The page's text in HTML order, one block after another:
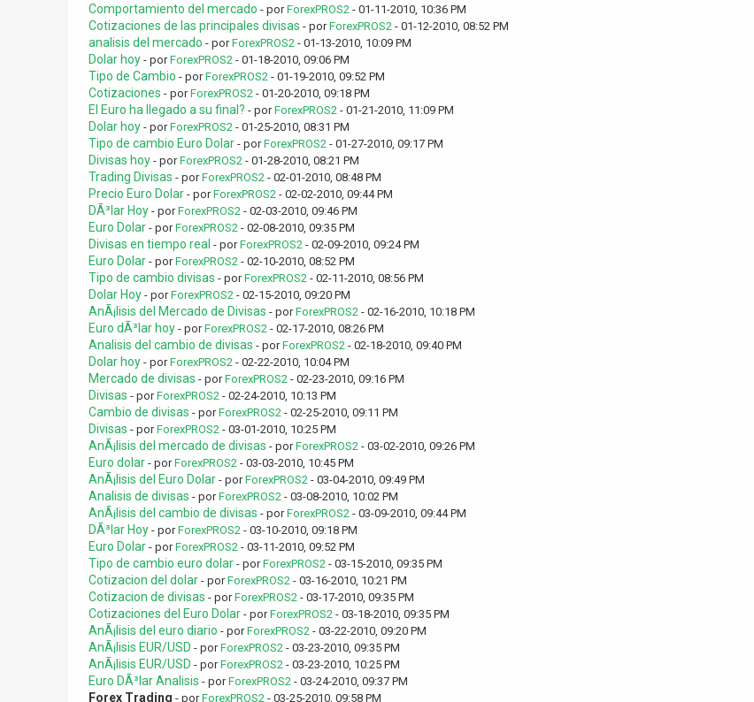
Comportamiento del mercado - porForexPROS2- 01-11-2010, 10:36 PM
Cotizaciones de las principales divisas - porForexPROS2- 01-12-2010, 08:52 PM
analisis del mercado - porForexPROS2- 01-13-2010, 10:09 PM
Dolar hoy - porForexPROS2- 01-18-2010, 09:06 PM
Tipo de Cambio - porForexPROS2- 01-19-2010, 09:52 PM
Cotizaciones - porForexPROS2- 01-20-2010, 09:18 PM
El Euro ha llegado a su final? - porForexPROS2- 01-21-2010, 11:09 PM
Dolar hoy - porForexPROS2- 01-25-2010, 08:31 PM
Tipo de cambio Euro Dolar - porForexPROS2- 01-27-2010, 09:17 PM
Divisas hoy - porForexPROS2- 01-28-2010, 08:21 PM
Trading Divisas - porForexPROS2- 02-01-2010, 08:48 PM
Precio Euro Dolar - porForexPROS2- 02-02-2010, 09:44 PM
DÃ³lar Hoy - porForexPROS2- 02-03-2010, 09:46 PM
Euro Dolar - porForexPROS2- 02-08-2010, 09:35 PM
Divisas en tiempo real - porForexPROS2- 02-09-2010, 09:24 PM
Euro Dolar - porForexPROS2- 02-10-2010, 08:52 PM
Tipo de cambio divisas - porForexPROS2- 02-11-2010, 08:56 PM
Dolar Hoy - porForexPROS2- 02-15-2010, 09:20 PM
AnÃ¡lisis del Mercado de Divisas - porForexPROS2- 02-16-2010, 10:18 PM
Euro dÃ³lar hoy - porForexPROS2- 02-17-2010, 08:26 PM
Analisis del cambio de divisas - porForexPROS2- 02-18-2010, 09:40 PM
Dolar hoy - porForexPROS2- 02-22-2010, 10:04 PM
Mercado de divisas - porForexPROS2- 02-23-2010, 09:16 PM
Divisas - porForexPROS2- 02-24-2010, 10:13 PM
Cambio de divisas - porForexPROS2- 02-25-2010, 09:11 PM
Divisas - porForexPROS2- 03-01-2010, 10:25 PM
AnÃ¡lisis del mercado de divisas - porForexPROS2- 03-02-2010, 09:26 PM
Euro dolar - porForexPROS2- 03-03-2010, 10:45 PM
AnÃ¡lisis del Euro Dolar - porForexPROS2- 03-04-2010, 09:49 PM
Analisis de divisas - porForexPROS2- 03-08-2010, 10:02 PM
AnÃ¡lisis del cambio de divisas - porForexPROS2- 03-09-2010, 09:44 PM
DÃ³lar Hoy - porForexPROS2- 03-10-2010, 09:18 PM
Euro Dolar - porForexPROS2- 03-11-2010, 09:52 PM
Tipo de cambio euro dolar - porForexPROS2- 03-15-2010, 09:35 PM
Cotizacion del dolar - porForexPROS2- 03-16-2010, 10:21 PM
Cotizacion de divisas - porForexPROS2- 03-17-2010, 09:35 PM
Cotizaciones del Euro Dolar - porForexPROS2- 03-18-2010, 09:35 PM
AnÃ¡lisis del euro diario - porForexPROS2- 03-22-2010, 09:20 PM
AnÃ¡lisis EUR/USD - porForexPROS2- 03-23-2010, 09:35 PM
AnÃ¡lisis EUR/USD - porForexPROS2- 03-23-2010, 10:25 PM
Euro DÃ³lar Analisis - porForexPROS2- 03-24-2010, 09:37 PM
Forex Trading - porForexPROS2- 03-25-2010, 09:58 PM